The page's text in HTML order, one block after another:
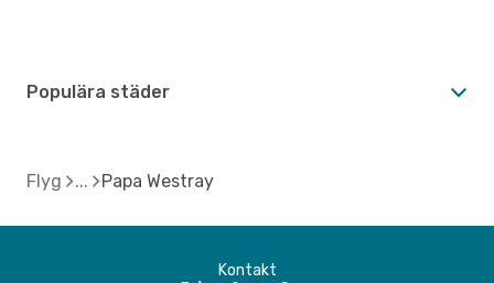
Populära städer
Flyg Papa Westray
Kontakt